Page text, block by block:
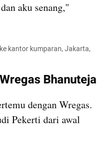
aku senang,"
kantor kumparan, Jakarta,
Bhanuteja
dengan Wregas.
Pekerti dari awal